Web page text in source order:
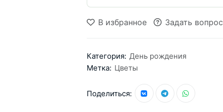
В избранное Задать вопрос
Категория: День рождения
Метка: Цветы
Поделиться: